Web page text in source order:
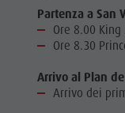
Partenza a San
Ore 8.00
Ore 8.30
Arrivo al Plan
Arrivo dei